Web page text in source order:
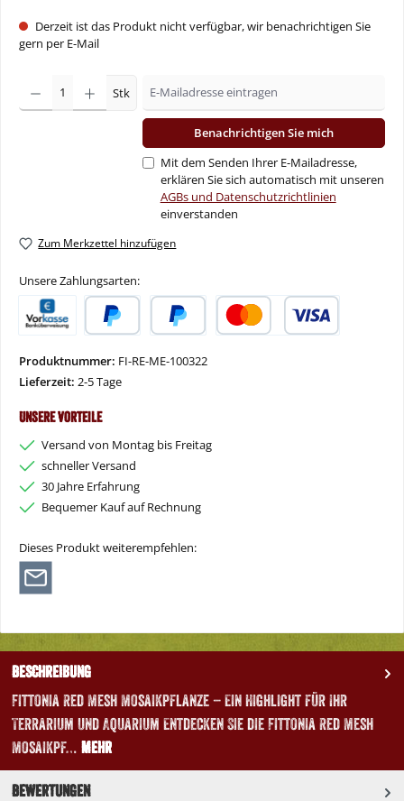
Derzeit ist das Produkt nicht verfügbar, wir benachrichtigen Sie
gern per E-Mail
Stk
Benachrichtigen Sie mich
Mit dem Senden Ihrer E-Mailadresse,
erklären Sie sich automatisch mit unseren
AGBs und Datenschutzrichtlinien
einverstanden
Zum Merkzettel hinzufügen
Unsere Zahlungsarten:
Produktnummer: FI-RE-ME-100322
Lieferzeit: 2-5 Tage
Unsere Vorteile
Versand von Montag bis Freitag
schneller Versand
30 Jahre Erfahrung
Bequemer Kauf auf Rechnung
Dieses Produkt weiterempfehlen:
Beschreibung
Fittonia Red Mesh Mosaikpflanze – Ein Highlight für Ihr
Terrarium und Aquarium Entdecken Sie die Fittonia Red Mesh
Mosaikpf… Mehr
Bewertungen